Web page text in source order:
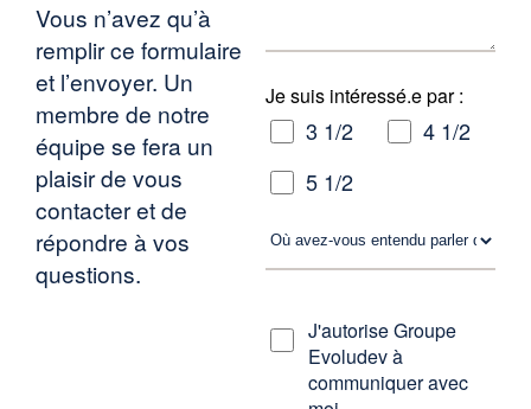
Vous n’avez qu’à
remplir ce formulaire
et l’envoyer. Un
membre de notre
équipe se fera un
plaisir de vous
contacter et de
répondre à vos
questions.
Je suis intéressé.e par :
3 1/2
4 1/2
5 1/2
J'autorise Groupe
Evoludev à
communiquer avec